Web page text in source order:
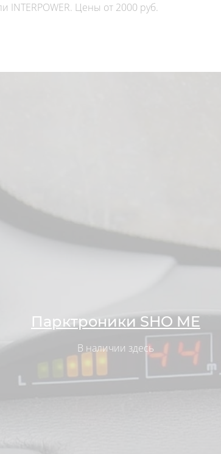
Цены от 2000 руб.
Парктроники SHO ME
В наличии здесь